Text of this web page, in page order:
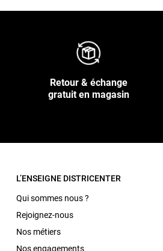
Retour & échange
gratuit en magasin
L’ENSEIGNE DISTRICENTER
Qui sommes nous ?
Rejoignez-nous
Nos métiers
Nos engagements